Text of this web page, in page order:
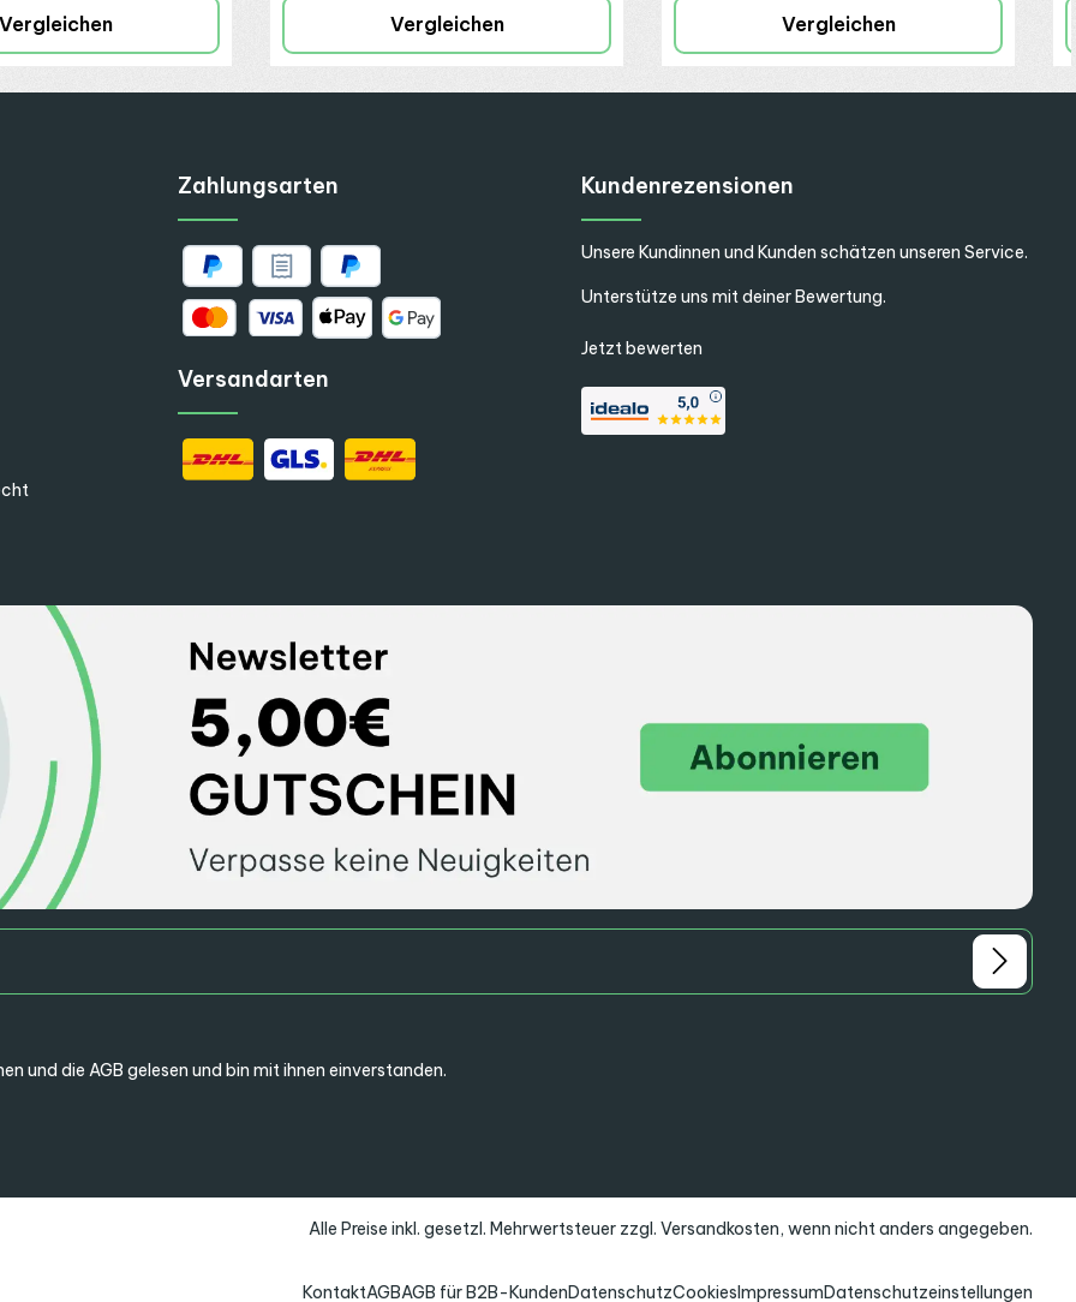
Vergleichen Vergleichen Vergleichen
Zahlungsarten
Versandarten
Kundenrezensionen
Unsere Kundinnen und Kunden schätzen unseren Service.
Unterstütze uns mit deiner Bewertung.
Jetzt bewerten
und die AGB gelesen und bin mit ihnen einverstanden.
Alle Preise inkl. gesetzl. Mehrwertsteuer zzgl. Versandkosten, wenn nicht anders angegeben.
KontaktAGBAGB für B2B-KundenDatenschutzCookiesImpressumDatenschutzeinstellungen